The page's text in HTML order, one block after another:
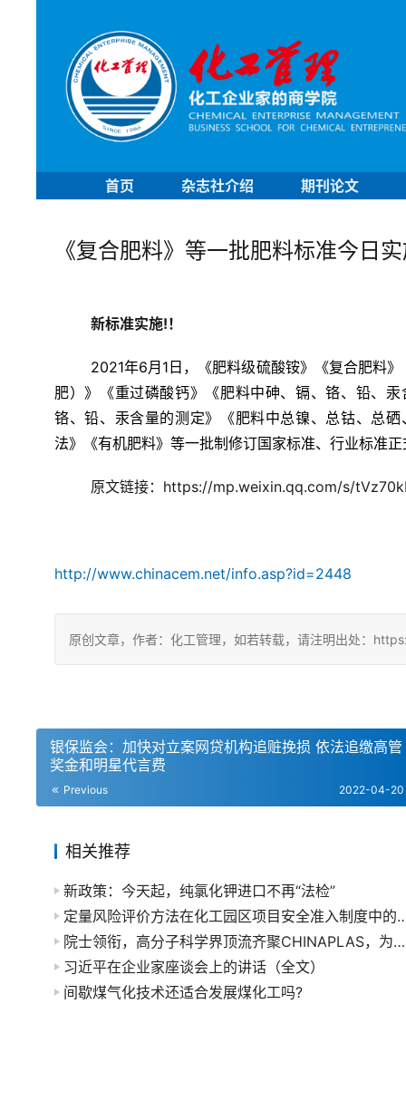
首页 杂志社介绍 期刊论文
《复合肥料》等一批肥料标准今日
新标准实施!！
2021年6月1日，《肥料级硫酸铵》《复合肥料
肥）》《重过磷酸钙》《肥料中砷、镉、铬、铅、
铬、铅、汞含量的测定》《肥料中总镍、总钴、总
法》《有机肥料》等一批制修订国家标准、行业标准
原文链接：https://mp.weixin.qq.com/s/
http://www.chinacem.net/info.asp?id=2448
原创文章，作者：化工管理，如若转载，请注明出处：
银保监会：加快对立案网贷机构追赃挽损 依法追缴高管
奖金和明星代言费
Previous 2022-04-20
相关推荐
新政策：今天起，纯氯化钾进口不再“法检”
定量风险评价方法在化工园
院士领衔，高分子科学界顶流齐聚CHINAPLAS，为了啥事儿？
习近平在企业家座谈会上的讲话（全文）
间歇煤气化技术还适合发展煤化工吗?